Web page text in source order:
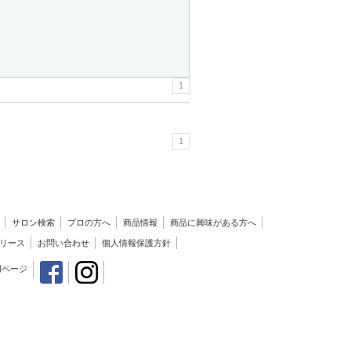
1
1
サロン検索 プロの方へ 商品情報 商品に興味がある方へ
ース お問い合わせ 個人情報保護方針
ージ